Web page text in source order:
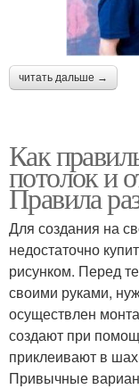
читать дальше →
Как
потолок и
Правила
Для создания на
недостаточно
рисунком. Перед
своими руками,
осуществлен
создают при
приклеивают в
Привычные